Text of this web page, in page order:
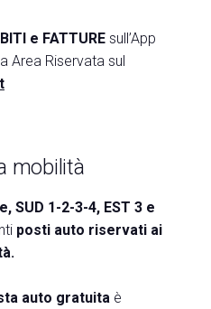
e FATTURE sull’App
Area Riservata sul
mobilità
SUD 1-2-3-4, EST 3 e
posti auto riservati ai
auto gratuita è